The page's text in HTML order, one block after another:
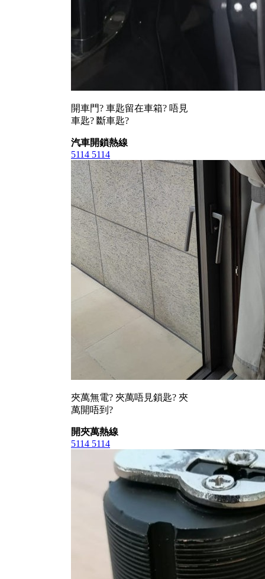
開車門? 車匙留在車箱? 唔見
車匙? 斷車匙?
汽車開鎖熱線
5114 5114
夾萬無電? 夾萬唔見鎖匙? 夾
萬開唔到?
開夾萬熱線
5114 5114